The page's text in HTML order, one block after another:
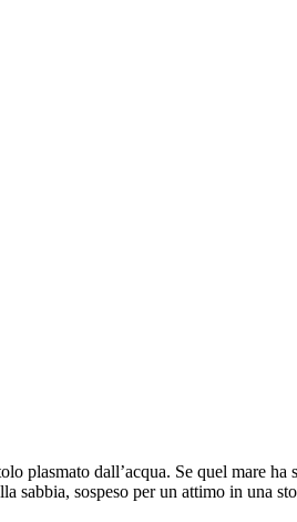
plasmato dall’acqua. Se quel mare
sabbia, sospeso per un attimo in una